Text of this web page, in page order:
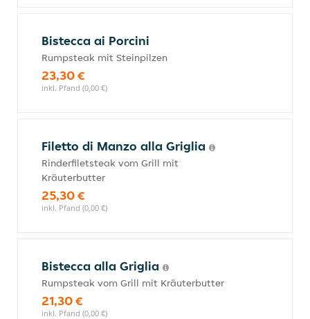
Bistecca ai Porcini
Rumpsteak mit Steinpilzen
23,30 €
inkl. Pfand (0,00 €)
Filetto di Manzo alla Griglia
Rinderfiletsteak vom Grill mit
Kräuterbutter
25,30 €
inkl. Pfand (0,00 €)
Bistecca alla Griglia
Rumpsteak vom Grill mit Kräuterbutter
21,30 €
inkl. Pfand (0,00 €)